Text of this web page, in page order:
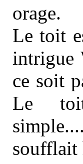
orage.
Le toit
intrigue
ce soit
Le
soufflait